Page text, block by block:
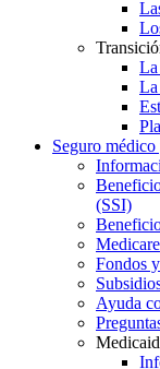
La
La
Seguro
(SSI)
Medicare
Fondos
Ayuda
Medicaid